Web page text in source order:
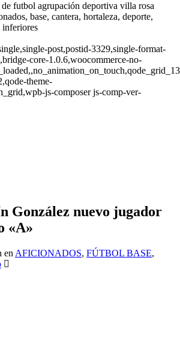
futbol agrupación deportiva villa rosa
base, cantera, hortaleza, deporte,
inferiores
post,postid-3329,single-format-
core-1.0.6,woocommerce-no-
theme-
js-composer js-comp-ver-
nuevo jugador del
González nuevo jugador
«A»
en AFICIONADOS, FÚTBOL BASE,